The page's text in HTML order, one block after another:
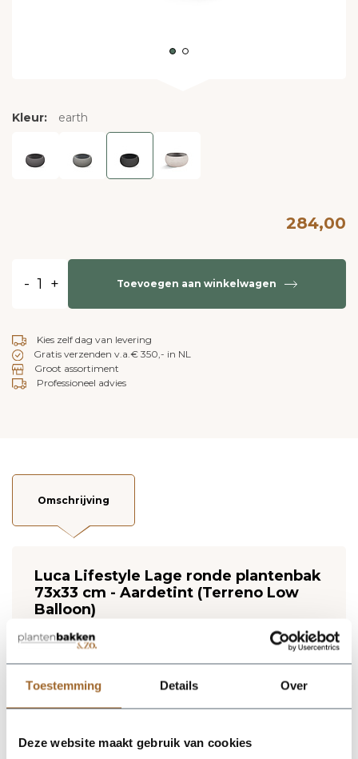
Toestemming Details Over
Deze website maakt gebruik van cookies
Kleur: earth
284,00
- + Toevoegen aan winkelwagen
Kies zelf dag van levering
Gratis verzenden v.a.€ 350,- in NL
Groot assortiment
Professioneel advies
Omschrijving
Luca Lifestyle Lage ronde plantenbak
73x33 cm - Aardetint (Terreno Low
Balloon)
proof!
Wij leveren rechtstreeks vanuit het magazijn van
zijn, nemen we contact met je op.
De Terreno Low Balloon 73 - Earth van Luca Lifestyle brengt